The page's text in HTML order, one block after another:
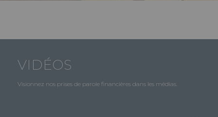
VIDÉOS
Visionnez nos prises de parole financières dans les médias.